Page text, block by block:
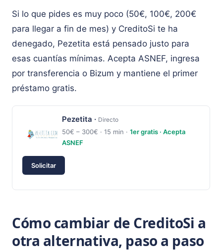
Si lo que pides es muy poco (50€, 100€, 200€
para llegar a fin de mes) y CreditoSi te ha
denegado, Pezetita está pensado justo para
esas cuantías mínimas. Acepta ASNEF, ingresa
por transferencia o Bizum y mantiene el primer
préstamo gratis.
Pezetita · Directo
50€ – 300€ · 15 min · 1er gratis · Acepta
ASNEF
Solicitar
Cómo cambiar de CreditoSi a
otra alternativa, paso a paso